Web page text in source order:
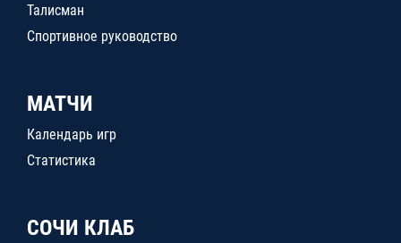
Талисман
Спортивное руководство
МАТЧИ
Календарь игр
Статистика
СОЧИ КЛАБ